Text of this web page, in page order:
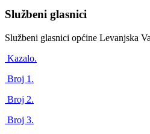
Službeni glasnici
Službeni glasnici općine Levanjska
Kazalo.
Broj 1.
Broj 2.
Broj 3.